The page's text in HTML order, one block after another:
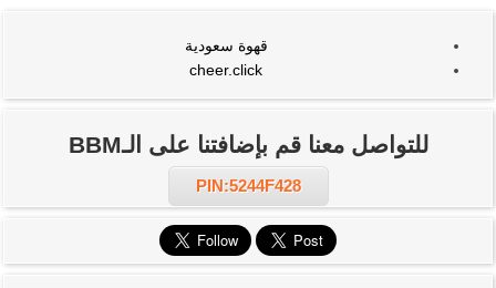
قهوة سعودية
cheer.click
للتواصل معنا قم بإضافتنا على الـBBM
PIN:5244F428